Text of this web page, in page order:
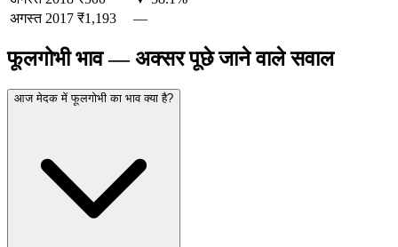
अगस्त 2017 ₹1,193 —
फूलगोभी भाव — अक्सर पूछे जाने वाले सवाल
आज मेदक में फूलगोभी का भाव क्या है?